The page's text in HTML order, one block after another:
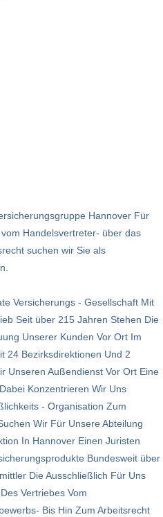
Hannover Für
Handelsvertreter- über das
suchen wir Sie als
Versicherungs - Gesellschaft Mit
Seit über 215 Jahren Stehen Die
Unserer Kunden Vor Ort Im
24 Bezirks­direktionen Und 2
Unseren Außendienst Vor Ort Eine
Konzentrieren Wir Uns
- Organisation Zum
Wir Für Unsere Abteilung
In Hannover Einen Juristen
Bundesweit über
Die Ausschließlich Für Uns
Vertriebes Vom
Bis Hin Zum Arbeitsrecht